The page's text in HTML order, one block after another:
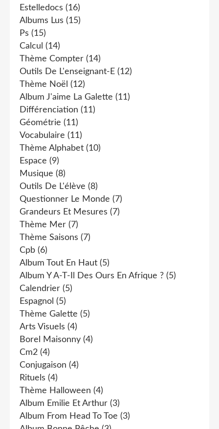
Estelledocs (16)
Albums Lus (15)
Ps (15)
Calcul (14)
Thème Compter (14)
Outils De L'enseignant-E (12)
Thème Noël (12)
Album J'aime La Galette (11)
Différenciation (11)
Géométrie (11)
Vocabulaire (11)
Thème Alphabet (10)
Espace (9)
Musique (8)
Outils De L'élève (8)
Questionner Le Monde (7)
Grandeurs Et Mesures (7)
Thème Mer (7)
Thème Saisons (7)
Cpb (6)
Album Tout En Haut (5)
Album Y A-T-Il Des Ours En Afrique ? (5)
Calendrier (5)
Espagnol (5)
Thème Galette (5)
Arts Visuels (4)
Borel Maisonny (4)
Cm2 (4)
Conjugaison (4)
Rituels (4)
Thème Halloween (4)
Album Emilie Et Arthur (3)
Album From Head To Toe (3)